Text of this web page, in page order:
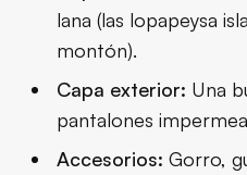
lana (las lopapeysa
montón).
Capa exterior: Una
pantalones
Accesorios: Gorro,